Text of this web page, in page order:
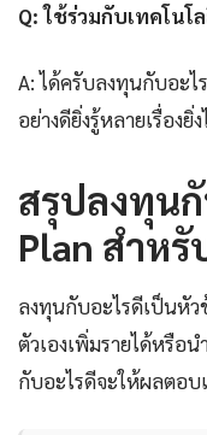
Q: ใช้ร่วมกับเทคโนโ
A: ได้ครับลงทุนกับอะไ
อย่างดียิ่งรู้หลายเรื่องยิ่
สรุปลงทุน
Plan สำห
ลงทุนกับอะไรดีเป็นหั
ตัวเองเพิ่มรายได้หรือ
กับอะไรดีจะให้ผลตอ